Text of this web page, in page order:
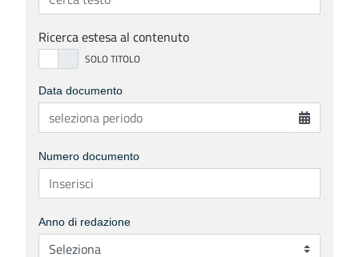
Ricerca estesa al contenuto
Data documento
Numero documento
Anno di redazione